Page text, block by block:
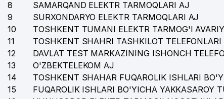
8
SAMARQAND ELEKTR TARMOQLARI AJ
9
SURXONDARYO ELEKTR TARMOQLARI AJ
10
TOSHKENT TUMANI ELEKTR TARMOG'I
11
TOSHKENT SHAHRI TASHKILOT
12
DAVLAT TEST MARKAZINING ISHONCH
13
O'ZBEKTELEKOM AJ
14
TOSHKENT SHAHAR FUQAROLIK ISHLARI
15
FUQAROLIK ISHLARI BO'YICHA YAKKASAROY